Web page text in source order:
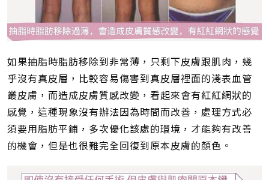
如果抽脂時脂肪移除到非常薄，只剩下皮膚跟肌肉，幾
乎沒有真皮層，比較容易傷害到真皮層裡面的淺表血管
叢皮膚，而造成皮膚質感改變，看起來會有紅紅網狀的
感覺，這種現象沒有辦法因為時間而改善，處理方式必
須要用脂肪平鋪，多次優化該處的環境，才能夠有改善
的機會，但是也很難完全回復到原本皮膚的顏色。